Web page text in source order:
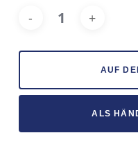
AUF
ALS